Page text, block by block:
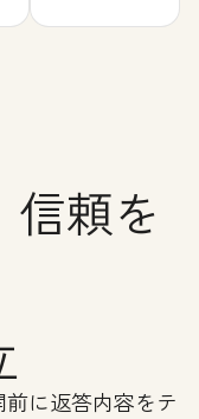
頼を
に返答内容をテ